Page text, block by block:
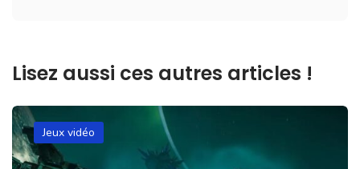
Lisez aussi ces autres articles !
Jeux vidéo